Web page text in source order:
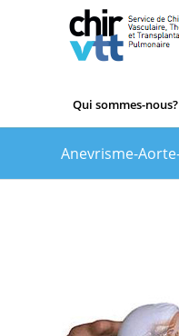
Qui sommes-nous?
Anevrisme-